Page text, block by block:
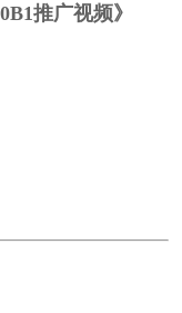
推广视频》